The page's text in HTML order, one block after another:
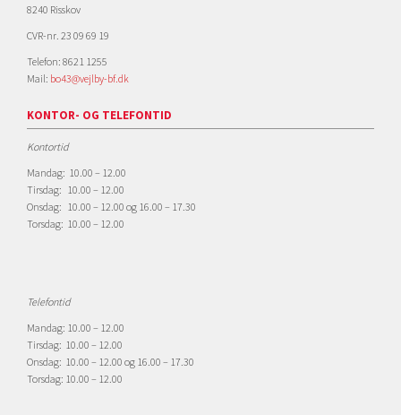
8240 Risskov
CVR-nr. 23 09 69 19
Telefon: 8621 1255
Mail: bo43@vejlby-bf.dk
KONTOR- OG TELEFONTID
Kontortid
Mandag: 10.00 – 12.00
Tirsdag: 10.00 – 12.00
Onsdag: 10.00 – 12.00 og 16.00 – 17.30
Torsdag: 10.00 – 12.00
Telefontid
Mandag: 10.00 – 12.00
Tirsdag: 10.00 – 12.00
Onsdag: 10.00 – 12.00 og 16.00 – 17.30
Torsdag: 10.00 – 12.00